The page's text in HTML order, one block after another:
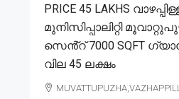
PRICE 45 LAKHS
മുനിസിപ്പാലിറ്റി
സെൻ്റ് 7000 SQFT
വില 45 ലക്ഷം